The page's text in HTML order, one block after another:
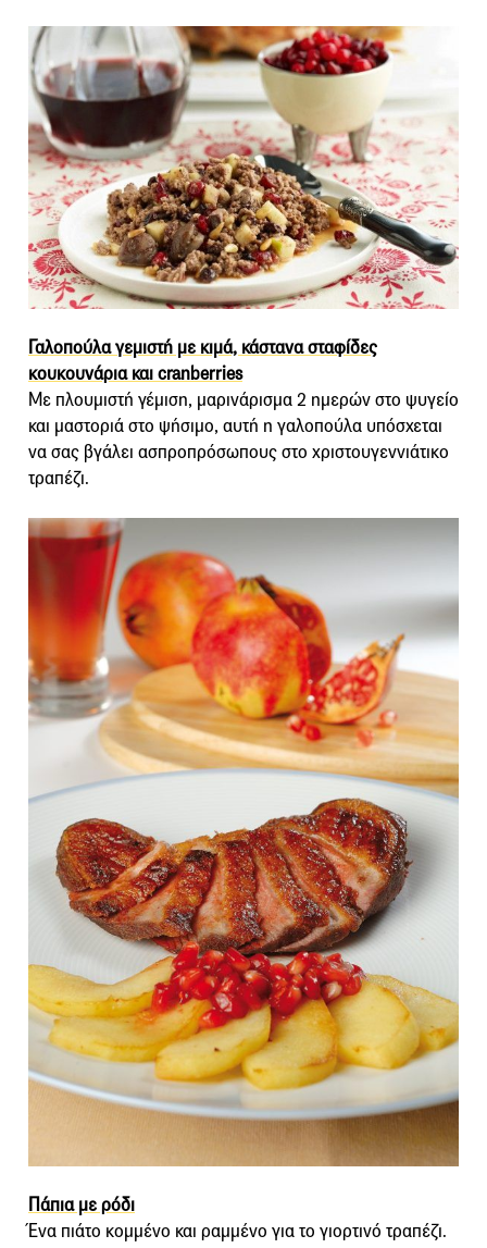
Γαλοπούλα γεμιστή με κιμά, κάστανα σταφίδες
κουκουνάρια και cranberries
Με πλουμιστή γέμιση, μαρινάρισμα 2 ημερών στο ψυγείο
και μαστοριά στο ψήσιμο, αυτή η γαλοπούλα υπόσχεται
να σας βγάλει ασπροπρόσωπους στο χριστουγεννιάτικο
τραπέζι.
Πάπια με ρόδι
Ένα πιάτο κομμένο και ραμμένο για το γιορτινό τραπέζι.